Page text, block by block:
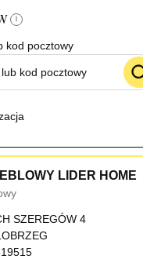
i
kod pocztowy
LIDER HOME
SZEREGÓW 4